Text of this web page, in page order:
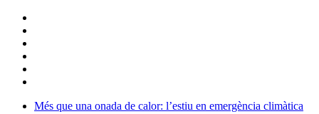
Més que una onada de calor: l’estiu en emergència climàtica